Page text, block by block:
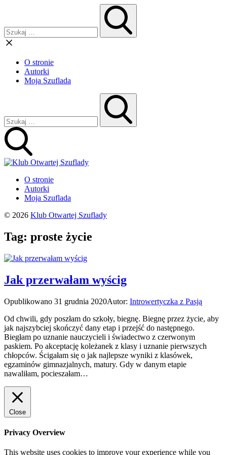
O stronie
Autorki
Moja Szuflada
O stronie
Autorki
Moja Szuflada
© 2026 Klub Otwartej Szuflady
Tag: proste życie
Jak przerwałam wyścig
Opublikowano 31 grudnia 2020Autor: Introwertyczka z Pasją
Od chwili, gdy poszłam do szkoły, biegnę. Biegnę przez życie, aby
jak najszybciej skończyć dany etap i przejść do następnego.
Biegłam po uznanie nauczycieli i świadectwo z czerwonym
paskiem. Po akceptację koleżanek z klasy i uznanie pierwszych
chłopców. Ścigałam się o jak najlepsze wyniki z klasówek,
egzaminów gimnazjalnych, matury. Gdy w danym etapie
nawaliłam, pocieszałam…
Close
Privacy Overview
This website uses cookies to improve your experience while you